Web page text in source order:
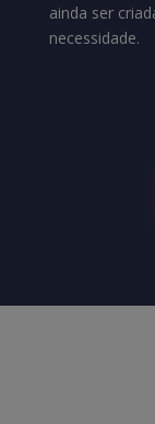
ainda ser
necessidade.